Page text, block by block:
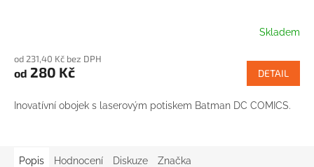
Skladem
od 231,40 Kč bez DPH
od 280 Kč DETAIL
Inovatívní obojek s laserovým potiskem Batman DC COMICS.
Popis Hodnocení Diskuze Značka